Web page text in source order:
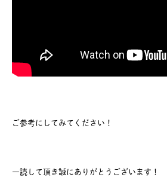
ご参考にしてみてください！
一読して頂き誠にありがとうございます！